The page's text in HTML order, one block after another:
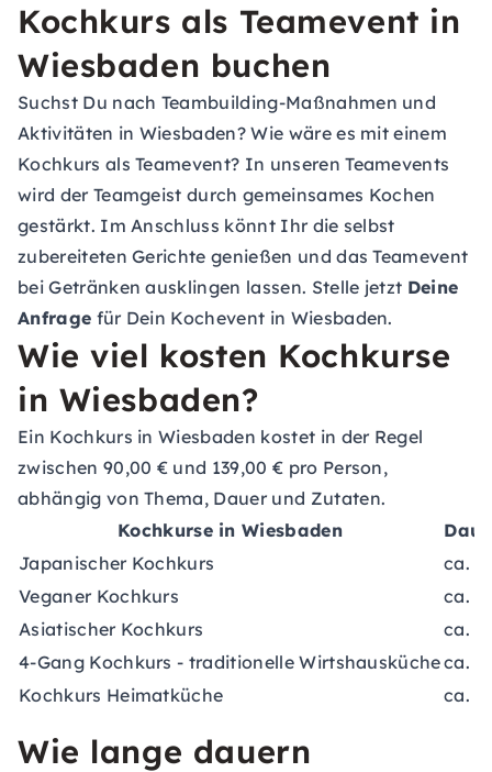
Kochkurs als Teamevent in
Wiesbaden buchen
Suchst Du nach Teambuilding-Maßnahmen und
Aktivitäten in Wiesbaden? Wie wäre es mit einem
Kochkurs als Teamevent? In unseren Teamevents
wird der Teamgeist durch gemeinsames Kochen
gestärkt. Im Anschluss könnt Ihr die selbst
zubereiteten Gerichte genießen und das Teamevent
bei Getränken ausklingen lassen. Stelle jetzt Deine
Anfrage für Dein Kochevent in Wiesbaden.
Wie viel kosten Kochkurse
in Wiesbaden?
Ein Kochkurs in Wiesbaden kostet in der Regel
zwischen 90,00 € und 139,00 € pro Person,
abhängig von Thema, Dauer und Zutaten.
Kochkurse in Wiesbaden
Japanischer Kochkurs
ca. 4
Veganer Kochkurs
ca. 4
Asiatischer Kochkurs
ca. 4
4-Gang Kochkurs - traditionelle Wirtshauskücheca. 5
Kochkurs Heimatküche
ca. 5
Wie lange dauern